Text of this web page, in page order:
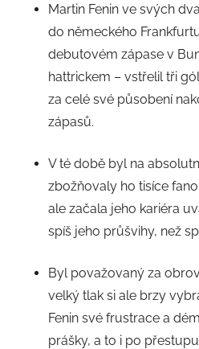
Martin Fenin ve svých
do německého
debutovém zápase v
hattrickem – vstřelil tři
za celé své působení
zápasů.
V té době byl na
zbožňovaly ho tisíce
ale začala jeho kariéra
spíš jeho průšvihy, než
Byl považovaný za
velký tlak si ale brzy
Fenin své frustrace a
prášky, a to i po